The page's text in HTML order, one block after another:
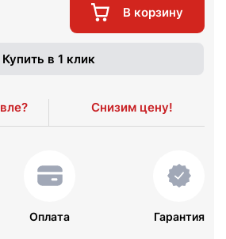
В корзину
Купить в 1 клик
Снизим цену!
Оплата Гарантия